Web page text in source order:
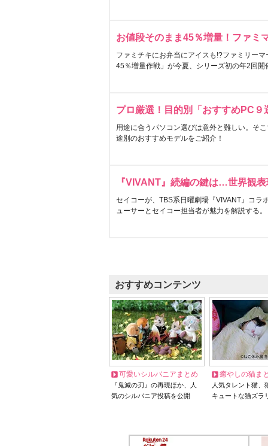
お値段そのまま45％増量！ファミ
ファミチキにお弁当にアイスも!?ファミリー
45％増量作戦」が今夏、シリーズ初の年2回開
プロ厳選！目的別「おすすめPC９
用途に合うパソコン選びは意外と難しい。そ
途別のおすすめモデルをご紹介！
『VIVANT』続編の鍵は…世界観
セイコーが、TBS系日曜劇場『VIVANT』コラ
ューサーとセイコー担当者が魅力を解説する。
おすすめコンテンツ
可愛いシルバニアまとめ
『鬼滅の刃』の再現ほか、人
気のシルバニア投稿を公開
癒やしの猫ま
人気タレント猫
キュートな猫ズラ